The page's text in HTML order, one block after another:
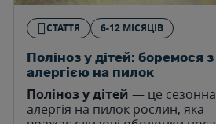
СТАТТЯ 6-12 МІСЯЦІВ
Поліноз у дітей: боремося з
алергією на пилок
Поліноз у дітей — це сезонна
алергія на пилок рослин, яка